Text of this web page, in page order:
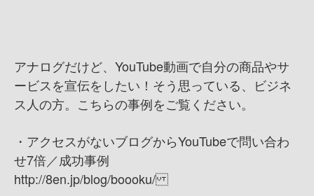
アナログだけど、YouTube動画で自分の商品やサ
ービスを宣伝をしたい！ そう思っている、ビジネ
ス人の方。こちらの事例をご覧ください。
・アクセスがないブログからYouTubeで問い合わ
せ7倍／成功事例
http://8en.jp/blog/boooku/